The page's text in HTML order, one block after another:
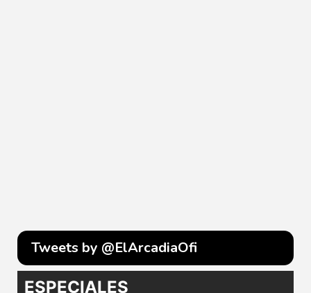
Tweets by @ElArcadiaOfi
ESPECIALES